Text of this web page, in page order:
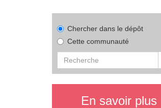
Chercher dans le dépôt
Cette communauté
En savoir plus